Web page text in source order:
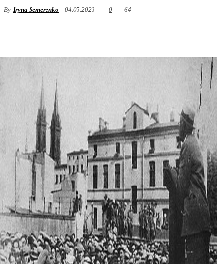
By Iryna Semerenko 04.05.2023 0 64